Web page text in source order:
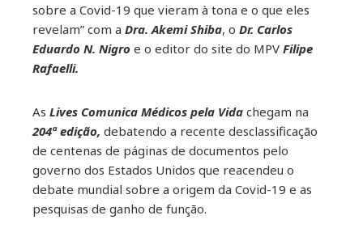
sobre a Covid-19 que vieram à tona e o que eles
revelam” com a Dra. Akemi Shiba, o Dr. Carlos
Eduardo N. Nigro e o editor do site do MPV Filipe
Rafaelli.
As Lives Comunica Médicos pela Vida chegam na
204ª edição, debatendo a recente desclassificação
de centenas de páginas de documentos pelo
governo dos Estados Unidos que reacendeu o
debate mundial sobre a origem da Covid-19 e as
pesquisas de ganho de função.